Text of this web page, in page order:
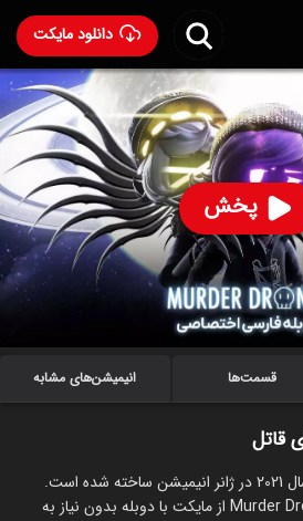
دانلود مایکت
پخش
دوبله فارسی - Murder Drones
سنی ۱۳+
ماجراجویی کمدی درام
ترسناک
قسمت‌ها انیمیشن‌های مشابه
قاتل
انیمیشن ربات های قاتل در سال 2021 در ژانر انیمیشن ساخته شده است.
تماشای آنلاین و رایگان Murder Drones از مایکت با دوبله بدون نیاز به